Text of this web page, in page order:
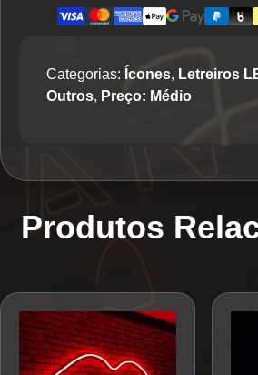
Categorias: Ícones, Letreiros
Outros, Preço: Médio
Produtos